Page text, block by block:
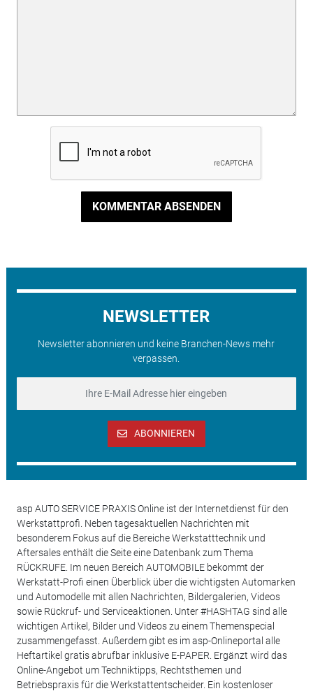
KOMMENTAR ABSENDEN
NEWSLETTER
Newsletter abonnieren und keine Branchen-News mehr
verpassen.
ABONNIEREN
asp AUTO SERVICE PRAXIS Online ist der Internetdienst für den
Werkstattprofi. Neben tagesaktuellen Nachrichten mit
besonderem Fokus auf die Bereiche Werkstatttechnik und
Aftersales enthält die Seite eine Datenbank zum Thema
RÜCKRUFE. Im neuen Bereich AUTOMOBILE bekommt der
Werkstatt-Profi einen Überblick über die wichtigsten Automarken
und Automodelle mit allen Nachrichten, Bildergalerien, Videos
sowie Rückruf- und Serviceaktionen. Unter #HASHTAG sind alle
wichtigen Artikel, Bilder und Videos zu einem Themenspecial
zusammengefasst. Außerdem gibt es im asp-Onlineportal alle
Heftartikel gratis abrufbar inklusive E-PAPER. Ergänzt wird das
Online-Angebot um Techniktipps, Rechtsthemen und
Betriebspraxis für die Werkstattentscheider. Ein kostenloser